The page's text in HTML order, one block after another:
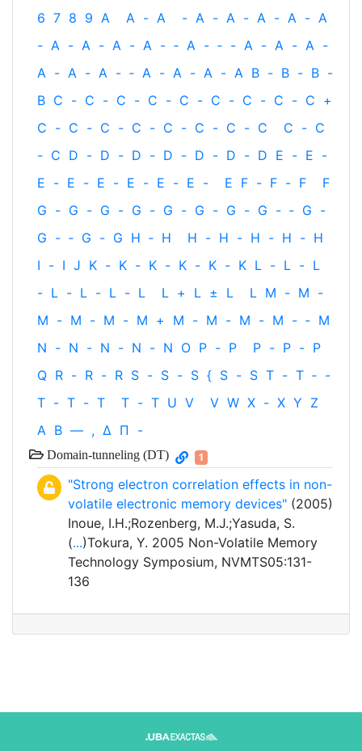
6 7 8 9 A A - A - A - A - A - A - A
- A - A - A - A - ‐ A - ‐ - A - A - A -
A - A - A - ‐ A - A - A - A B - B - B -
B C - C - C - C - C - C - C - C - C +
C - C - C - C - C - C - C - C C - C
- C D - D - D - D - D - D - D E - E -
E - E - E - E - E - E - E F - F - F
F
G - G - G - G - G - G - G - G - ‐ G -
G - ‐ G - G H ‐ H H - H - H - H - H
I - I J K - K - K - K - K - K L - L - L
- L - L - L - L L + L ± L L M - M -
M - M - M - M + M - M - M - M - ‐ M
N - N - N - N - N O P - P P - P - P
Q R - R - R S - S - S { S - S T - T ‐ -
T - T - T T - T U V V W X - X Y Z
Α Β — , Δ Π -
Domain-tunneling (DT) 1
"Strong electron correlation effects in non-
volatile electronic memory devices" (2005)
Inoue, I.H.;Rozenberg, M.J.;Yasuda, S.
(...)Tokura, Y. 2005 Non-Volatile Memory
Technology Symposium, NVMTS05:131-
136